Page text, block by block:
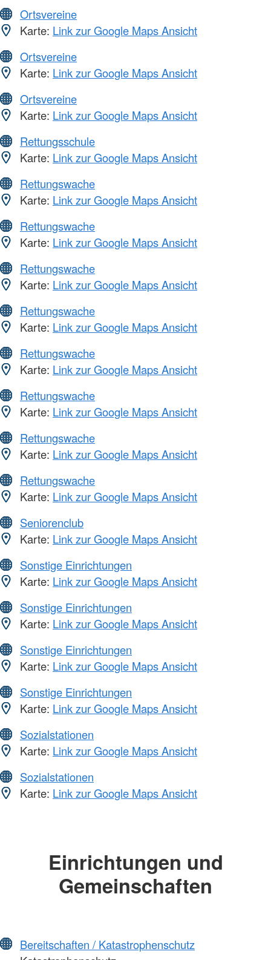
Ortsvereine
Karte: Link zur Google Maps Ansicht
Ortsvereine
Karte: Link zur Google Maps Ansicht
Ortsvereine
Karte: Link zur Google Maps Ansicht
Rettungsschule
Karte: Link zur Google Maps Ansicht
Rettungswache
Karte: Link zur Google Maps Ansicht
Rettungswache
Karte: Link zur Google Maps Ansicht
Rettungswache
Karte: Link zur Google Maps Ansicht
Rettungswache
Karte: Link zur Google Maps Ansicht
Rettungswache
Karte: Link zur Google Maps Ansicht
Rettungswache
Karte: Link zur Google Maps Ansicht
Rettungswache
Karte: Link zur Google Maps Ansicht
Rettungswache
Karte: Link zur Google Maps Ansicht
Seniorenclub
Karte: Link zur Google Maps Ansicht
Sonstige Einrichtungen
Karte: Link zur Google Maps Ansicht
Sonstige Einrichtungen
Karte: Link zur Google Maps Ansicht
Sonstige Einrichtungen
Karte: Link zur Google Maps Ansicht
Sonstige Einrichtungen
Karte: Link zur Google Maps Ansicht
Sozialstationen
Karte: Link zur Google Maps Ansicht
Sozialstationen
Karte: Link zur Google Maps Ansicht
Einrichtungen und
Gemeinschaften
Bereitschaften / Katastrophenschutz